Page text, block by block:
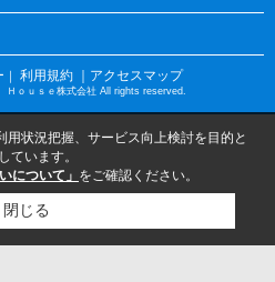
｜ 利用規約 ｜アクセスマップ
ｏｕｓｅ株式会社 All rights reserved.
状況把握、サービス向上検討を目的と
ています。
について」 をご確認ください。
閉じる